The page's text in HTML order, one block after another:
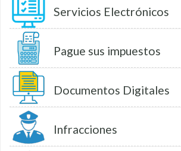
Servicios Electrónicos
Pague sus impuestos
Documentos Digitales
Infracciones